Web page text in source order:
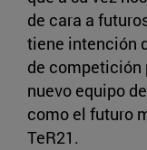
de cara a
tiene intención
de competición
nuevo equipo
como el futuro
TeR21.